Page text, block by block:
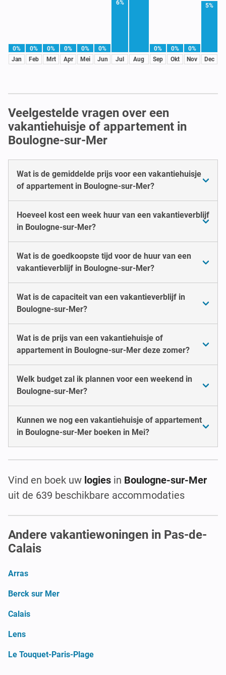
0%
Jan
0%
Feb
0%
Mrt
0%
Apr
0%
Mei
0%
Jun
6%
Jul Aug
0%
Sep
0%
Okt
0%
Nov
5%
Dec
Veelgestelde vragen over een
vakantiehuisje of appartement in
Boulogne-sur-Mer
Wat is de gemiddelde prijs voor een vakantiehuisje
of appartement in Boulogne-sur-Mer?
Hoeveel kost een week huur van een vakantieverblijf
in Boulogne-sur-Mer?
Wat is de goedkoopste tijd voor de huur van een
vakantieverblijf in Boulogne-sur-Mer?
Wat is de capaciteit van een vakantieverblijf in
Boulogne-sur-Mer?
Wat is de prijs van een vakantiehuisje of
appartement in Boulogne-sur-Mer deze zomer?
Welk budget zal ik plannen voor een weekend in
Boulogne-sur-Mer?
Kunnen we nog een vakantiehuisje of appartement
in Boulogne-sur-Mer boeken in Mei?
Vind en boek uw logies in Boulogne-sur-Mer
uit de 639 beschikbare accommodaties
Andere vakantiewoningen in Pas-de-
Calais
Arras
Berck sur Mer
Calais
Lens
Le Touquet-Paris-Plage